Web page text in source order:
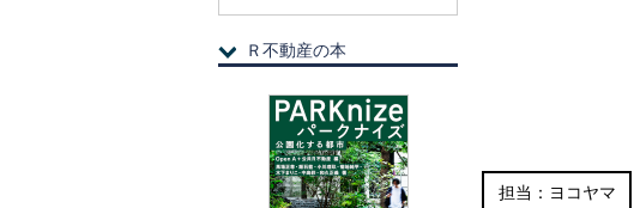
担当：ヨコヤマ
Ｒ不動産の本